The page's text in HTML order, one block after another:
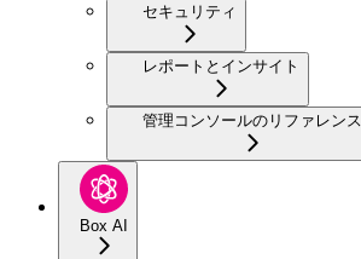
セキュリティ
レポートとインサイト
管理コンソールのリファレンス
Box AI